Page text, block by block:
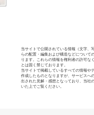
当サイトで公開されている情報（文字、
らの配置・編集および構造などについて
ります。これらの情報を権利者の許可な
とは固く禁じております。
当サイトで掲載しているすべての情報や
作成したものとなりますが、サービスへ
出された見解・感想となっており、当社
いた上でご覧ください。